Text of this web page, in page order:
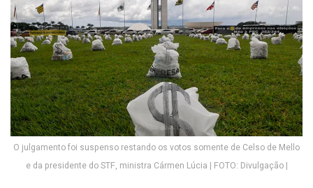
O julgamento foi suspenso restando os votos somente de Celso de Mello
e da presidente do STF, ministra Cármen Lúcia | FOTO: Divulgação |